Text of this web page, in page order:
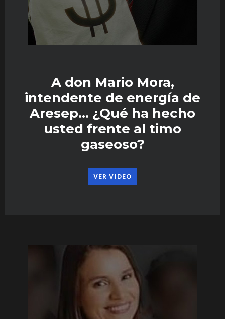
A don Mario Mora,
intendente de energía de
Aresep… ¿Qué ha hecho
usted frente al timo
gaseoso?
VER VIDEO